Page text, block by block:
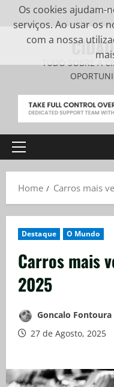
7
TUDO SOBRE A
Home Carros mais
Destaque O Mundo
Carros mais
2025
Goncalo Fontoura
27 de Agosto, 2025
Os cookies ajudam-
serviços. Ao usar os
com a nossa